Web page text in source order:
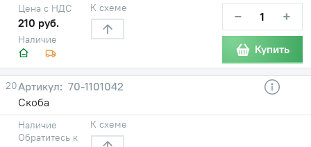
Наличие
Цена с НДС
210 руб.
К схеме − +
Купить
20
70-1101042
Скоба
Наличие
Обратитесь к
К схеме